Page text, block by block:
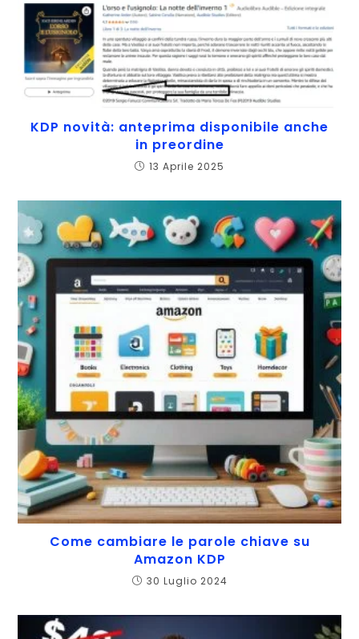
KDP novità: anteprima disponibile anche
in preordine
13 Aprile 2025
Come cambiare le parole chiave su
Amazon KDP
30 Luglio 2024